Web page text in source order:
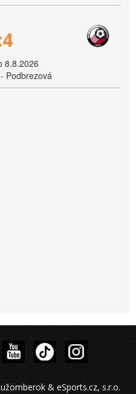
8.8.2026
Podbrezová
& eSports.cz, s.r.o.